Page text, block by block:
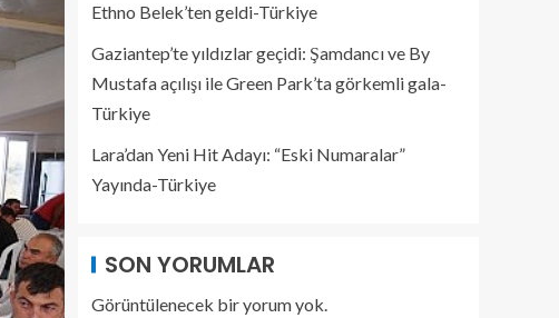
Ethno Belek’ten geldi-Türkiye
Gaziantep’te yıldızlar geçidi: Şamdancı ve By
Mustafa açılışı ile Green Park’ta görkemli gala-
Türkiye
Lara’dan Yeni Hit Adayı: “Eski Numaralar”
Yayında-Türkiye
SON YORUMLAR
Görüntülenecek bir yorum yok.